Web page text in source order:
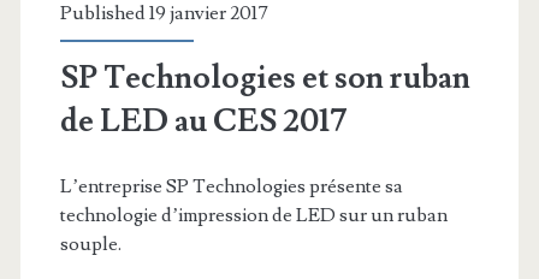
Published 19 janvier 2017
SP Technologies et son ruban
de LED au CES 2017
L’entreprise SP Technologies présente sa
technologie d’impression de LED sur un ruban
souple.